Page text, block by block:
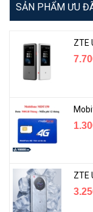
SẢN PHẨM ƯU